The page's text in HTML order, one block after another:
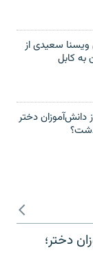
سعیدی از
به کابل
دانش‌آموزان دختر
دختر؛